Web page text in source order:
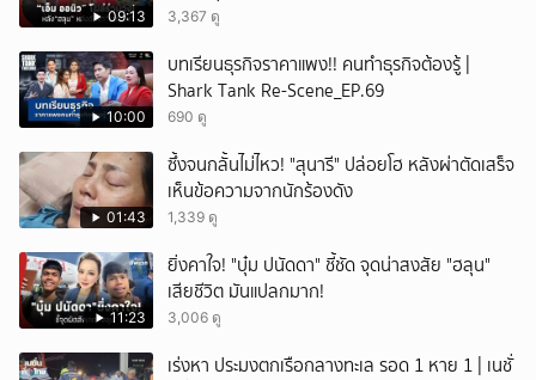
09:13 3,367 ดู
10:00
บทเรียนธุรกิจราคาแพง!! คนทำธุรกิจต้องรู้ |
Shark Tank Re-Scene_EP.69
690 ดู
01:43
ซึ้งจนกลั้นไม่ไหว! "สุนารี" ปล่อยโฮ หลังผ่าตัดเสร็จ
เห็นข้อความจากนักร้องดัง
1,339 ดู
11:23
ยิ่งคาใจ! "บุ๋ม ปนัดดา" ชี้ชัด จุดน่าสงสัย "ฮลุน"
เสียชีวิต มันแปลกมาก!
3,006 ดู
เร่งหา ประมงตกเรือกลางทะเล รอด 1 หาย 1 | เนชั่